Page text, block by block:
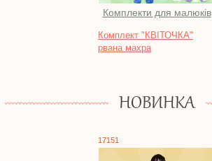
Комплекти для малюків
Комплект "КВІТОЧКА"
рвана махра
НОВИНКА
17151